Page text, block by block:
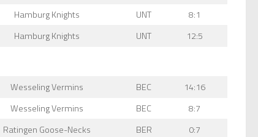
Hamburg Knights UNT
8:1
Hamburg Knights UNT
12:5
Wesseling Vermins BEC
14:16
Wesseling Vermins BEC
8:7
Ratingen Goose-Necks BER
0:7